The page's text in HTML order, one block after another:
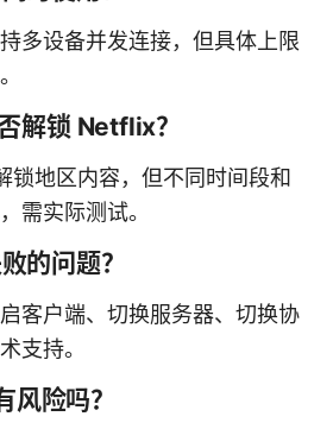
多设备并发连接，但具体上限
解锁 Netflix？
锁地区内容，但不同时间段和
需实际测试。
的问题？
客户端、切换服务器、切换协
支持。
风险吗？